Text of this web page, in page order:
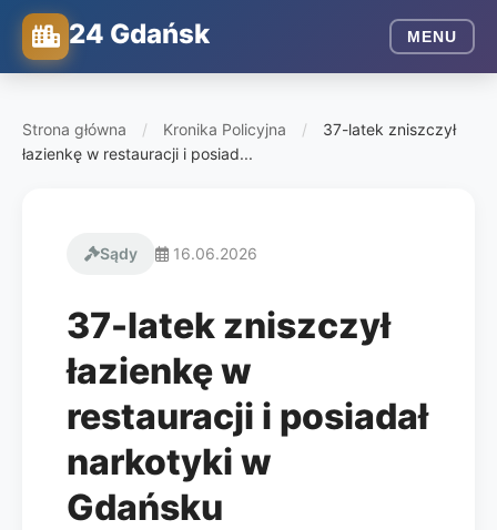
24 Gdańsk MENU
Strona główna / Kronika Policyjna /
37-latek zniszczył
łazienkę w restauracji i posiad...
Sądy 16.06.2026
37-latek zniszczył
łazienkę w
restauracji i posiadał
narkotyki w
Gdańsku